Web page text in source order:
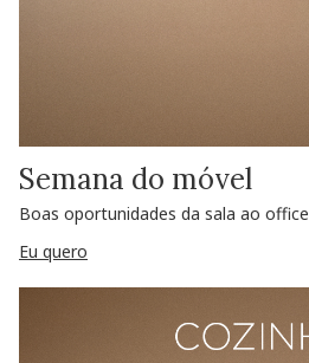
Semana do móvel
Boas oportunidades da sala ao office
Eu quero